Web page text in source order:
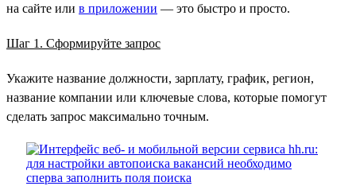
на сайте или в приложении — это быстро и просто.
Шаг 1. Сформируйте запрос
Укажите название должности, зарплату, график, регион,
название компании или ключевые слова, которые помогут
сделать запрос максимально точным.